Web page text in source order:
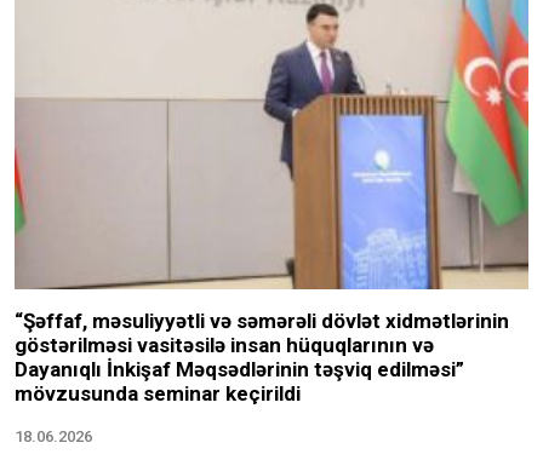
“Şəffaf, məsuliyyətli və səmərəli dövlət xidmətlərinin
göstərilməsi vasitəsilə insan hüquqlarının və
Dayanıqlı İnkişaf Məqsədlərinin təşviq edilməsi”
mövzusunda seminar keçirildi
18.06.2026